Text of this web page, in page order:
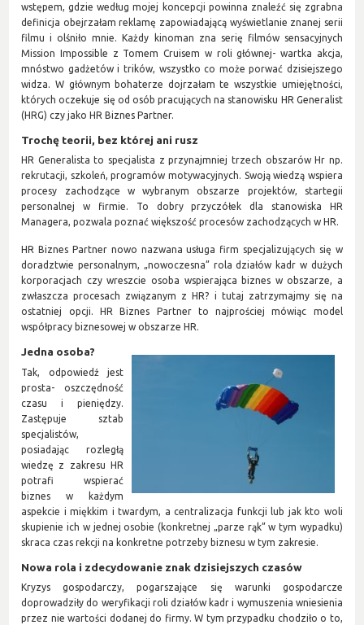
wstępem, gdzie według mojej koncepcji powinna znaleźć się zgrabna
definicja obejrzałam reklamę zapowiadającą wyświetlanie znanej serii
filmu i olśniło mnie. Każdy kinoman zna serię filmów sensacyjnych
Mission Impossible z Tomem Cruisem w roli głównej- wartka akcja,
mnóstwo gadżetów i trików, wszystko co może porwać dzisiejszego
widza. W głównym bohaterze dojrzałam te wszystkie umiejętności,
których oczekuje się od osób pracujących na stanowisku HR Generalist
(HRG) czy jako HR Biznes Partner.
Trochę teorii, bez której ani rusz
HR Generalista to specjalista z przynajmniej trzech obszarów Hr np.
rekrutacji, szkoleń, programów motywacyjnych. Swoją wiedzą wspiera
procesy zachodzące w wybranym obszarze projektów, startegii
personalnej w firmie. To dobry przyczółek dla stanowiska HR
Managera, pozwala poznać większość procesów zachodzących w HR.
HR Biznes Partner nowo nazwana usługa firm specjalizujących się w
doradztwie personalnym, „nowoczesna” rola działów kadr w dużych
korporacjach czy wreszcie osoba wspierająca biznes w obszarze, a
zwłaszcza procesach związanym z HR? i tutaj zatrzymajmy się na
ostatniej opcji. HR Biznes Partner to najprościej mówiąc model
współpracy biznesowej w obszarze HR.
Jedna osoba?
Tak, odpowiedź jest
prosta- oszczędność
czasu i pieniędzy.
Zastępuje sztab
specjalistów,
posiadając rozległą
wiedzę z zakresu HR
potrafi wspierać
biznes w każdym
aspekcie i miękkim i twardym, a centralizacja funkcji lub jak kto woli
skupienie ich w jednej osobie (konkretnej „parze rąk” w tym wypadku)
skraca czas rekcji na konkretne potrzeby biznesu w tym zakresie.
Nowa rola i zdecydowanie znak dzisiejszych czasów
Kryzys gospodarczy, pogarszające się warunki gospodarcze
doprowadziły do weryfikacji roli działów kadr i wymuszenia wniesienia
przez nie wartości dodanej do firmy. W tym przypadku chodziło o to,